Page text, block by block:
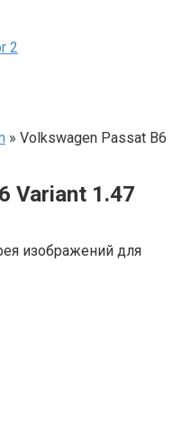
2
» Volkswagen Passat B6
Variant 1.47